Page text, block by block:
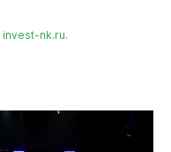
invest-nk.ru.